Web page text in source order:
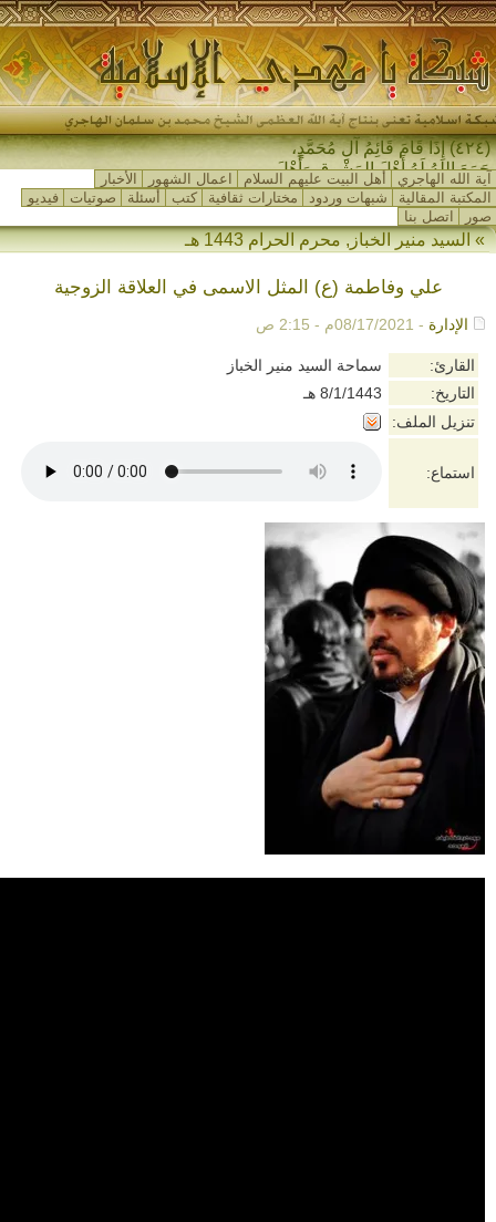
(٤٢٤) إِذَا قَامَ قَائِمُ آلِ مُحَمَّدٍ،
جَمَعَ اللهُ لَهُ أَهْلَ المَشْرِقِ وَأَهْلَ
المَغْرِبِ…
آية الله الهاجري أهل البيت عليهم السلام اعمال الشهور
الأخبار
المكتبة المقالية
شبهات وردود مختارات ثقافية كتب أسئلة صوتيات
فيديو
صور
اتصل بنا
»السيد منير الخباز,محرم الحرام 1443 هـ
علي وفاطمة (ع) المثل الاسمى في العلاقة الزوجية
الإدارة - 08/17/2021م - 2:15 ص
القارئ:
سماحة السيد منير الخباز
التاريخ:
8/1/1443 هـ
تنزيل الملف:
استماع: